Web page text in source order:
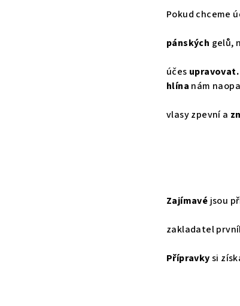
Pokud chceme
pánských gelů,
účes upravovat.
hlína nám
vlasy zpevní a
Zajímavé jsou
zakladatel
Přípravkysi